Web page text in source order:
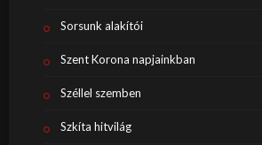
Sorsunk alakítói
Szent Korona napjainkban
Széllel szemben
Szkíta hitvilág